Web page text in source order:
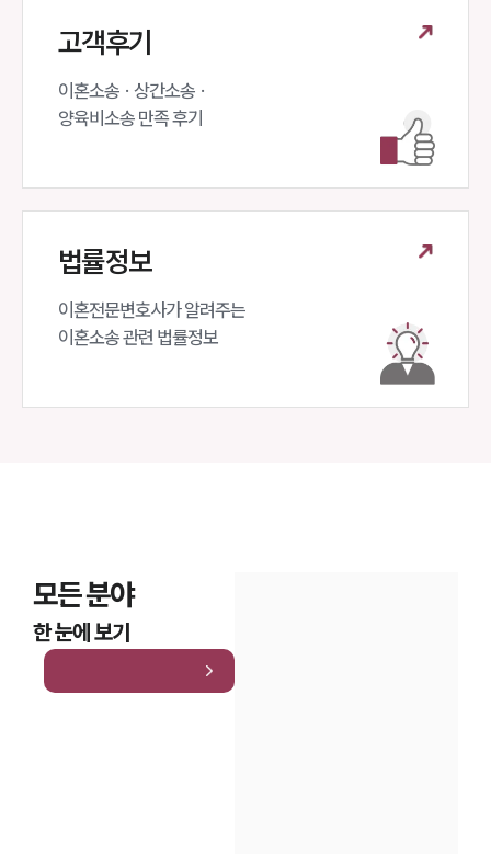
고객후기
이혼소송 · 상간소송 ·
양육비소송 만족 후기
법률정보
이혼전문변호사가 알려주는
이혼소송 관련 법률정보
모든 분야
한 눈에 보기